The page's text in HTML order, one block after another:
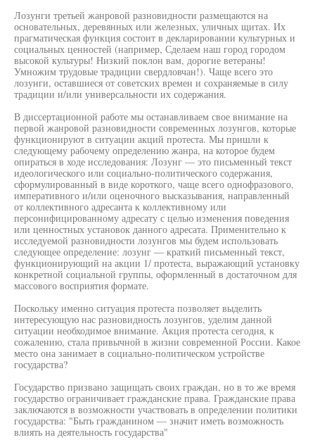
Лозунги третьей жанровой разновидности размещаются на
основательных, деревянных или железных, уличных щитах. Их
прагматическая функция состоит в декларировании культурных и
социальных ценностей (например, Сделаем наш город городом
высокой культуры! Низкий поклон вам, дорогие ветераны!
Умножим трудовые традиции свердловчан!). Чаще всего это
лозунги, оставшиеся от советских времен и сохраняемые в силу
традиции и/или универсальности их содержания.
В диссертационной работе мы останавливаем свое внимание на
первой жанровой разновидности современных лозунгов, которые
функционируют в ситуации акций протеста. Мы пришли к
следующему рабочему определению жанра, на которое будем
опираться в ходе исследования: Лозунг — это письменный текст
идеологического или социально-политического содержания,
сформулированный в виде короткого, чаще всего однофразового,
императивного и/или оценочного высказывания, направленный
от коллективного адресанта к коллективному или
персонифицированному адресату с целью изменения поведения
или ценностных установок данного адресата. Применительно к
исследуемой разновидности лозунгов мы будем использовать
следующее определение: лозунг — краткий письменный текст,
функционирующий на акции 1/ протеста, выражающий установку
конкретной социальной группы, оформленный в достаточном для
массового восприятия формате.
Поскольку именно ситуация протеста позволяет выделить
интересующую нас разновидность лозунгов, уделим данной
ситуации необходимое внимание. Акция протеста сегодня, к
сожалению, стала привычной в жизни современной России. Какое
место она занимает в социально-политическом устройстве
государства?
Государство призвано защищать своих граждан, но в то же время
государство ограничивает гражданские права. Гражданские права
заключаются в возможности участвовать в определении политики
государства: "Быть гражданином — значит иметь возможность
влиять на деятельность государства"